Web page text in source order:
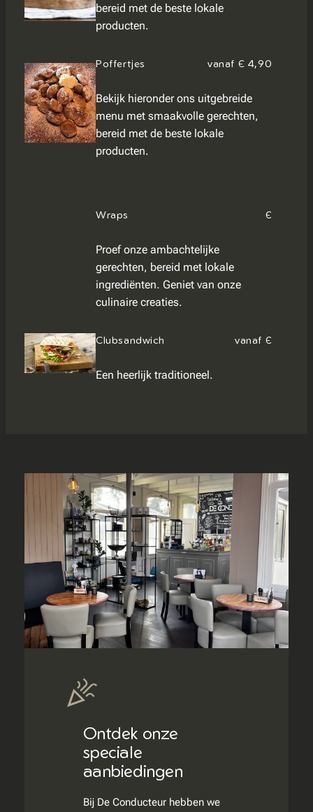
bereid met de beste lokale
producten.
Poffertjes vanaf € 4,90
Bekijk hieronder ons uitgebreide
menu met smaakvolle gerechten,
bereid met de beste lokale
producten.
Wraps €
Proef onze ambachtelijke
gerechten, bereid met lokale
ingrediënten. Geniet van onze
culinaire creaties.
Clubsandwich vanaf €
Een heerlijk traditioneel.
Ontdek onze
speciale
aanbiedingen
Bij De Conducteur hebben we